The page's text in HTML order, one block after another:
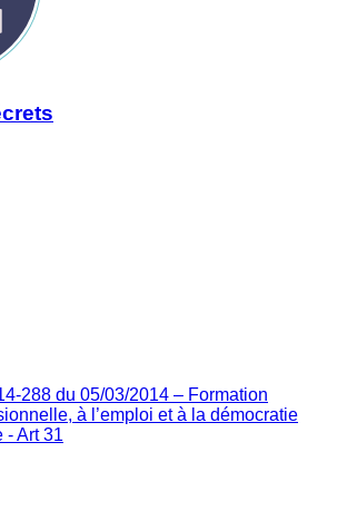
288 du 05/03/2014 – Formation
à l’emploi et à la démocratie
- Art 31